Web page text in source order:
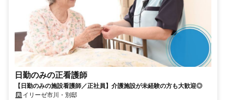
日勤のみの正看護師
【日勤のみの施設看護師／正社員】介護施設が未経験の方も大歓迎◎
イリーゼ市川・別邸